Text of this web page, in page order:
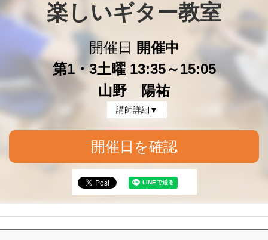
楽しいギター教室
開催日
開催中
第1・3土曜 13:35～15:05
山野 陽祐
講師詳細▼
開催日を確認